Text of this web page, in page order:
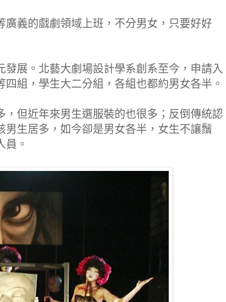
義的戲劇領域上班，不分男女，只要好好
展。北藝大劇場設計學系創系至今，申請入
組，學生大二分組，各組也都約男女各半。
但近年來男生選服裝的也很多；反倒傳統認
生居多，如今卻是男女各半，女生不讓鬚
員。